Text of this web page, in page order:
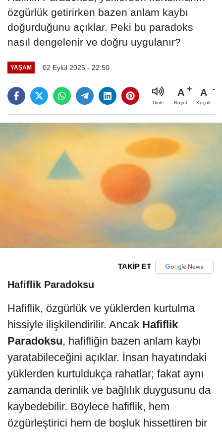
özgürlük getirirken bazen anlam kaybı
doğurduğunu açıklar. Peki bu paradoks
nasıl dengelenir ve doğru uygulanır?
YAŞAM 02 Eylül 2025 - 22:50
Dinle
A
Büyüt
A
Küçült
TAKİP ET
Hafiflik Paradoksu
Hafiflik, özgürlük ve yüklerden kurtulma
hissiyle ilişkilendirilir. Ancak Hafiflik
Paradoksu, hafifliğin bazen anlam kaybı
yaratabileceğini açıklar. İnsan hayatındaki
yüklerden kurtuldukça rahatlar; fakat aynı
zamanda derinlik ve bağlılık duygusunu da
kaybedebilir. Böylece hafiflik, hem
özgürleştirici hem de boşluk hissettiren bir